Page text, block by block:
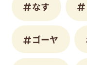
なす
ゴーヤ